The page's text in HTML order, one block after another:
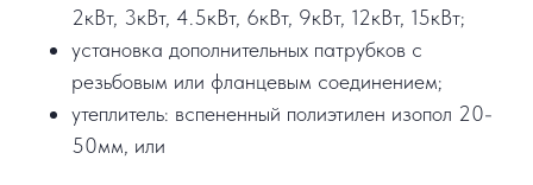
2кВт, 3кВт, 4.5кВт, 6кВт, 9кВт, 12кВт, 15кВт;
установка дополнительных патрубков с
резьбовым или фланцевым соединением;
утеплитель: вспененный полиэтилен изопол 20-
50мм, или